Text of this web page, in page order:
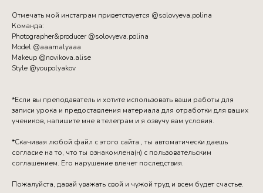
Отмечать мой инстаграм приветствуется @solovyeva.polina
Команда:
Photographer&producer @solovyeva.polina
Model @aaamalyaaa
Makeup @novikova.alise
Style @youpolyakov
*Если вы преподаватель и хотите использовать ваши работы для
записи урока и предоставления материала для отработки для ваших
учеников, напишите мне в телеграм и я озвучу вам условия.
*Скачивая любой файл с этого сайта , ты автоматически даешь
согласие на то, что ты ознакомлена(н) с пользовательским
соглашением. Его нарушение влечет последствия.
Пожалуйста, давай уважать свой и чужой труд и всем будет счастье.